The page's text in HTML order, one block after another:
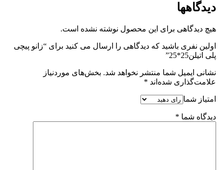
دیدگاهها
هیچ دیدگاهی برای این محصول نوشته نشده است.
اولین نفری باشید که دیدگاهی را ارسال می کنید برای “زانو پیچی
پلی اتیلن25*25”
نشانی ایمیل شما منتشر نخواهد شد. بخش‌های موردنیاز
علامت‌گذاری شده‌اند *
امتیاز شما
دیدگاه شما *